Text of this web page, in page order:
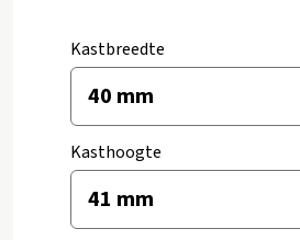
Kastbreedte
Kasthoogte